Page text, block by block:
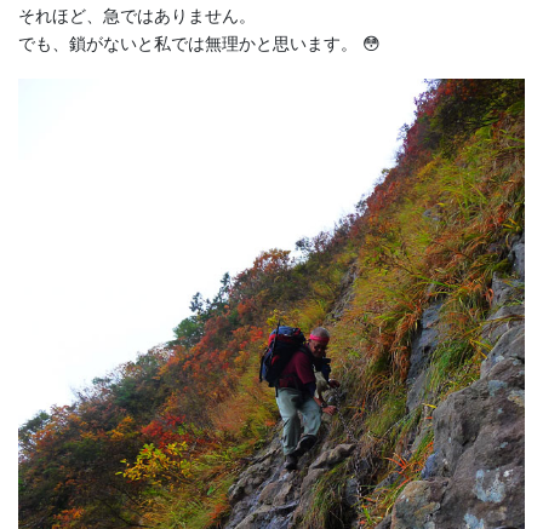
それほど、急ではありません。
でも、鎖がないと私では無理かと思います。 😳